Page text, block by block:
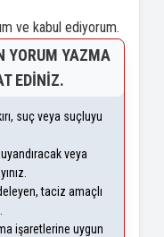
ve kabul ediyorum.
YORUM YAZMA
EDINIZ.
suç veya suçluyu
veya
taciz amaçlı
işaretlerine uygun